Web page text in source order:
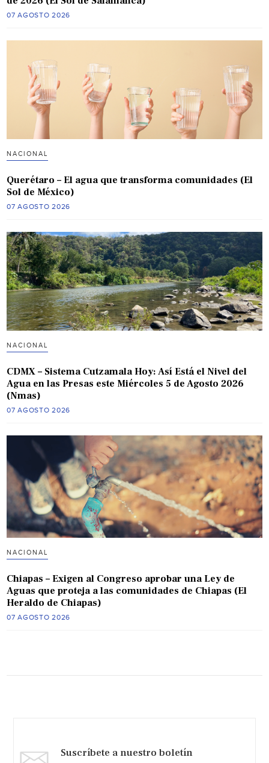
07 AGOSTO 2026
NACIONAL
Querétaro – El agua que transforma comunidades (El
Sol de México)
07 AGOSTO 2026
NACIONAL
CDMX – Sistema Cutzamala Hoy: Así Está el Nivel del
Agua en las Presas este Miércoles 5 de Agosto 2026
(Nmas)
07 AGOSTO 2026
NACIONAL
Chiapas – Exigen al Congreso aprobar una Ley de
Aguas que proteja a las comunidades de Chiapas (El
Heraldo de Chiapas)
07 AGOSTO 2026
Suscríbete a nuestro boletín